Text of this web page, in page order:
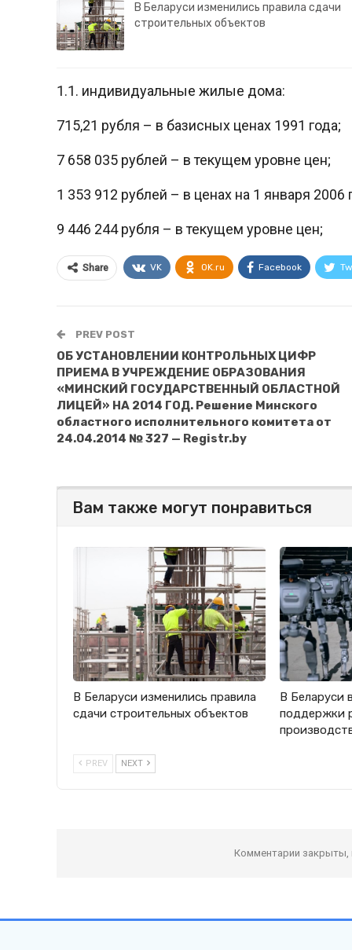
В Беларуси изменились правила сдачи
строительных объектов
1.1. индивидуальные жилые дома:
715,21 рубля – в базисных ценах 1991 года;
7 658 035 рублей – в текущем уровне цен;
1 353 912 рублей – в ценах на 1 января 2006
9 446 244 рубля – в текущем уровне цен;
Share VK OK.ru Facebook
PREV POST
ОБ УСТАНОВЛЕНИИ КОНТРОЛЬНЫХ ЦИФР
ПРИЕМА В УЧРЕЖДЕНИЕ ОБРАЗОВАНИЯ
«МИНСКИЙ ГОСУДАРСТВЕННЫЙ ОБЛАСТНОЙ
ЛИЦЕЙ» НА 2014 ГОД. Решение Минского
областного исполнительного комитета от
24.04.2014 № 327 — Registr.by
Вам также могут понравиться
В Беларуси изменились правила
сдачи строительных объектов
В Беларуси
поддержки
PREV NEXT
Комментарии закрыты,